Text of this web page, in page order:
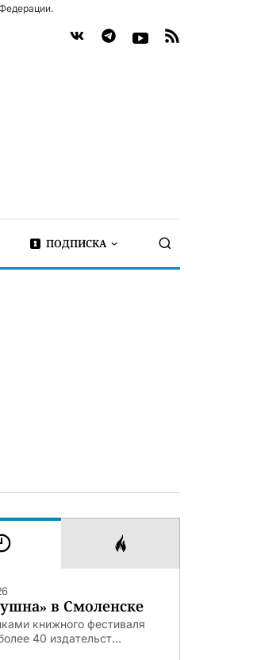
ПОДПИСКА
в Смоленске
книжного фестиваля
40 издательст...